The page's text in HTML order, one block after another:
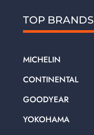
TOP BRANDS
MICHELIN
CONTINENTAL
GOODYEAR
YOKOHAMA